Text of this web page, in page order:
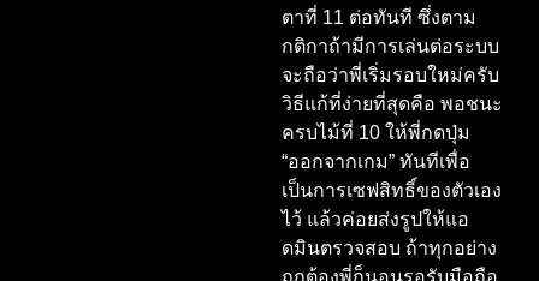
ตาที่ 11 ต่อทันที ซึ่งตาม
กติกาถ้ามีการเล่นต่อระบบ
จะถือว่าพี่เริ่มรอบใหม่ครับ
วิธีแก้ที่ง่ายที่สุดคือ พอชนะ
ครบไม้ที่ 10 ให้พี่กดปุ่ม
“ออกจากเกม” ทันทีเพื่อ
เป็นการเซฟสิทธิ์ของตัวเอง
ไว้ แล้วค่อยส่งรูปให้แอ
ดมินตรวจสอบ ถ้าทุกอย่าง
ถูกต้องพี่ก็นอนรอรับมือถือ